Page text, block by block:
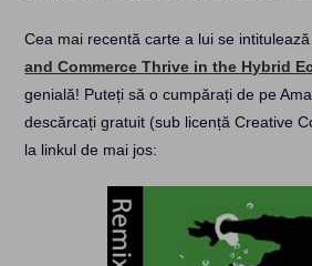
Cea mai recentă carte a lui se intitulează
and Commerce Thrive in the Hybrid
genială! Puteți să o cumpărați de pe
descărcați gratuit (sub licență Creative
la linkul de mai jos: